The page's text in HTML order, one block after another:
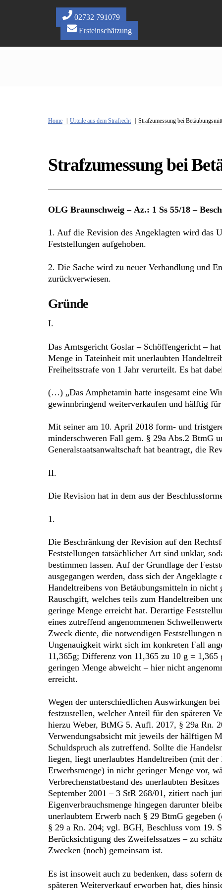
02732 791079
Ersteinschätzung
Home Urteile aus dem Strafrecht Strafzumessung bei
Strafzumessung bei
OLG Braunschweig – Az.: 1 Ss 55/18 –
1. Auf die Revision des Angeklagten wird das
Feststellungen aufgehoben.
2. Die Sache wird zu neuer Verhandlung und
zurückverwiesen.
Gründe
I.
Das Amtsgericht Goslar – Schöffengericht –
Menge in Tateinheit mit unerlaubten
Freiheitsstrafe von 1 Jahr verurteilt. Es hat
(…) „Das Amphetamin hatte insgesamt eine
gewinnbringend weiterverkaufen und hälftig
Mit seiner am 10. April 2018 form- und
minderschweren Fall gem. § 29a Abs.2 BtmG
Generalstaatsanwaltschaft hat beantragt, die
II.
Die Revision hat in dem aus der
1.
Die Beschränkung der Revision auf den
Feststellungen tatsächlicher Art sind unklar,
bestimmen lassen. Auf der Grundlage der
ausgegangen werden, dass sich der
Handeltreibens von Betäubungsmitteln in nicht
Rauschgift, welches teils zum Handeltreiben
geringe Menge erreicht hat. Derartige
eines zutreffend angenommenen
Zweck diente, die notwendigen Feststellungen
Ungenauigkeit wirkt sich im konkreten Fall
11,365g; Differenz von 11,365 zu 10 g =
geringen Menge abweicht – hier nicht
erreicht.
Wegen der unterschiedlichen Auswirkungen
festzustellen, welcher Anteil für den späteren
hierzu Weber, BtMG 5. Aufl. 2017, § 29a Rn.
Verwendungsabsicht mit jeweils der hälftigen
Schuldspruch als zutreffend. Sollte die
liegen, liegt unerlaubtes Handeltreiben (mit
Erwerbsmenge) in nicht geringer Menge vor,
Verbrechenstatbestand des unerlaubten
September 2001 – 3 StR 268/01, zitiert nach
Eigenverbrauchsmenge hingegen darunter
unerlaubtem Erwerb nach § 29 BtmG
§ 29 a Rn. 204; vgl. BGH, Beschluss vom 19.
Berücksichtigung des Zweifelssatzes – zu
Zwecken (noch) gemeinsam ist.
Es ist insoweit auch zu bedenken, dass sofern
späteren Weiterverkauf erworben hat, dies